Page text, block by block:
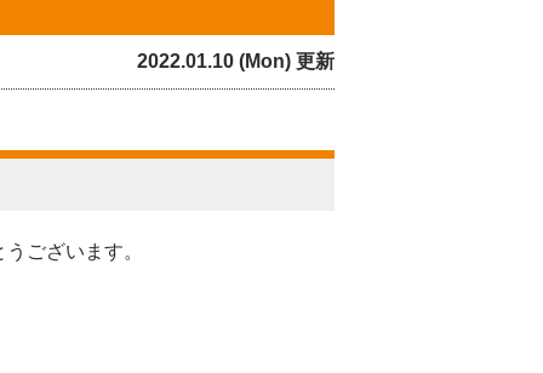
2022.01.10 (Mon) 更新
ございます。